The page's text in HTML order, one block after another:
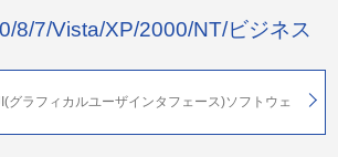
8/7/Vista/XP/2000/NT/ビジネス
グラフィカルユーザインタフェース)ソフトウェ